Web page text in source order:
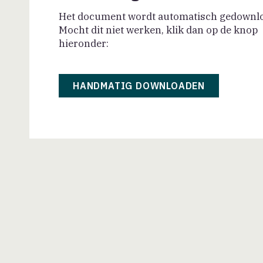
Het document wordt automatisch
Mocht dit niet werken, klik dan op de knop
hieronder:
HANDMATIG DOWNLOADEN